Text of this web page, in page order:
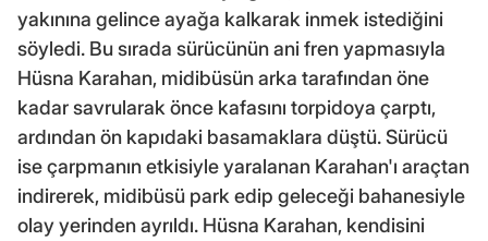
yakınına gelince ayağa kalkarak inmek istediğini
söyledi. Bu sırada sürücünün ani fren yapmasıyla
Hüsna Karahan, midibüsün arka tarafından öne
kadar savrularak önce kafasını torpidoya çarptı,
ardından ön kapıdaki basamaklara düştü. Sürücü
ise çarpmanın etkisiyle yaralanan Karahan'ı araçtan
indirerek, midibüsü park edip geleceği bahanesiyle
olay yerinden ayrıldı. Hüsna Karahan, kendisini